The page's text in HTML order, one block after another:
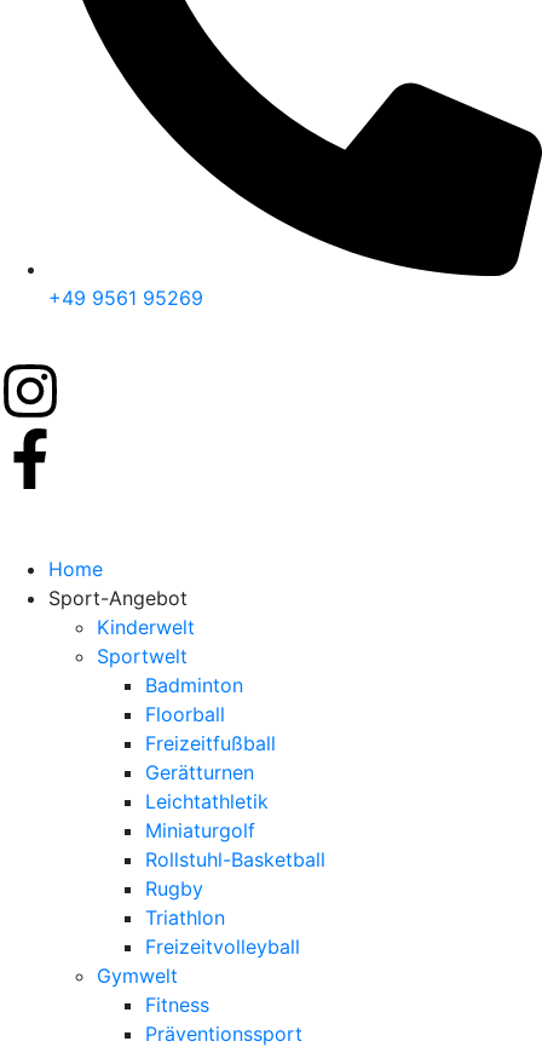
+49 9561 95269
Home
Sport-Angebot
Kinderwelt
Sportwelt
Badminton
Floorball
Freizeitfußball
Gerätturnen
Leichtathletik
Miniaturgolf
Rollstuhl-Basketball
Rugby
Triathlon
Freizeitvolleyball
Gymwelt
Fitness
Präventionssport